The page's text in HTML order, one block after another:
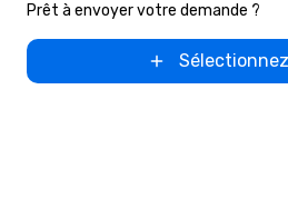
Prêt à envoyer votre demande ?